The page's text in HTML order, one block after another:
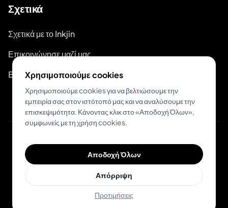
Σχετικά
Σχετικά με το Inkjin
Επικοινώνησε μαζί μας
Branding Kit
© 2026 Inkjin
Πολιτική ΑπορρήτουΌροι Χρήσης
Χρησιμοποιούμε cookies
Χρησιμοποιούμε cookies για να βελτιώσουμε την
εμπειρία σας στον ιστότοπό μας και να αναλύσουμε την
επισκεψιμότητα. Κάνοντας κλικ στο «Αποδοχή Όλων»,
συμφωνείς με τη χρήση cookies.
Αποδοχή Όλων
Απόρριψη
Προτιμήσεις